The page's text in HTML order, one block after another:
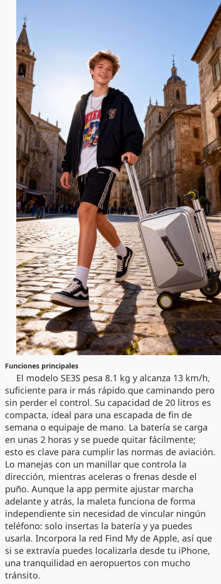
Funciones principales
El modelo SE3S pesa 8.1 kg y alcanza 13 km/h,
suficiente para ir más rápido que caminando pero
sin perder el control. Su capacidad de 20 litros es
compacta, ideal para una escapada de fin de
semana o equipaje de mano. La batería se carga
en unas 2 horas y se puede quitar fácilmente;
esto es clave para cumplir las normas de aviación.
Lo manejas con un manillar que controla la
dirección, mientras aceleras o frenas desde el
puño. Aunque la app permite ajustar marcha
adelante y atrás, la maleta funciona de forma
independiente sin necesidad de vincular ningún
teléfono: solo insertas la batería y ya puedes
usarla. Incorpora la red Find My de Apple, así que
si se extravía puedes localizarla desde tu iPhone,
una tranquilidad en aeropuertos con mucho
tránsito.